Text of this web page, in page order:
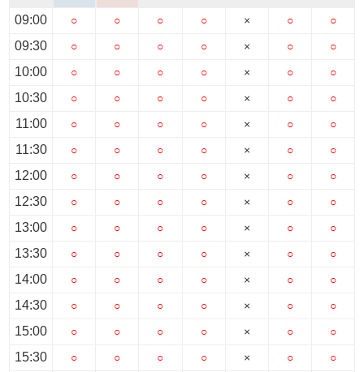
09:00
09:30
10:00
10:30
11:00
11:30
12:00
12:30
13:00
13:30
14:00
14:30
15:00
15:30
○
○
○
○
○
○
○
○
○
○
○
○
○
○
○
○
○
○
○
○
○
○
○
○
○
○
○
○
○
○
○
○
○
○
○
○
○
○
○
○
○
○
○
○
○
○
○
○
○
○
○
○
○
○
○
○
×
×
×
×
×
×
×
×
×
×
×
×
×
×
○
○
○
○
○
○
○
○
○
○
○
○
○
○
○
○
○
○
○
○
○
○
○
○
○
○
○
○